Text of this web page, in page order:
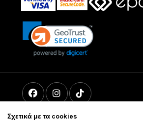
Σχετικά με τα cookies